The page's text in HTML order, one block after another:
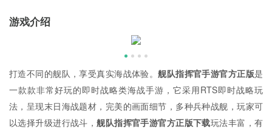
游戏介绍
打造不同的舰队，享受真实海战体验。舰队指挥官手游官方正版是
一款款非常好玩的即时战略类海战手游，它采用RTS即时战略玩
法，呈现末日海战题材，完美的画面细节，多种兵种战舰，玩家可
以选择升级进行战斗，舰队指挥官手游官方正版下载玩法丰富，有